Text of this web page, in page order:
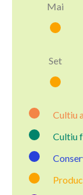
Mai
Set
Cultiu
Cultiu